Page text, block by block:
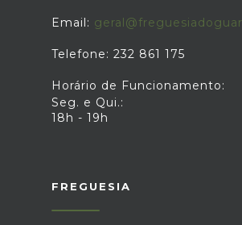
Email:
Telefone: 232 861 175
Horário de Funcionamento:
Seg. e Qui.:
18h - 19h
FREGUESIA